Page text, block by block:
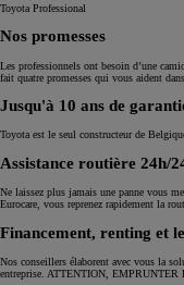
Toyota Professional
Nos promesses
Les professionnels ont besoin d’une
fait quatre promesses qui vous aident
Jusqu'à 10 ans de
Toyota est le seul constructeur de
Assistance routière 24h/
Ne laissez plus jamais une panne vous
Eurocare, vous reprenez rapidement la
Financement, renting et
Nos conseillers élaborent avec vous la
entreprise. ATTENTION,